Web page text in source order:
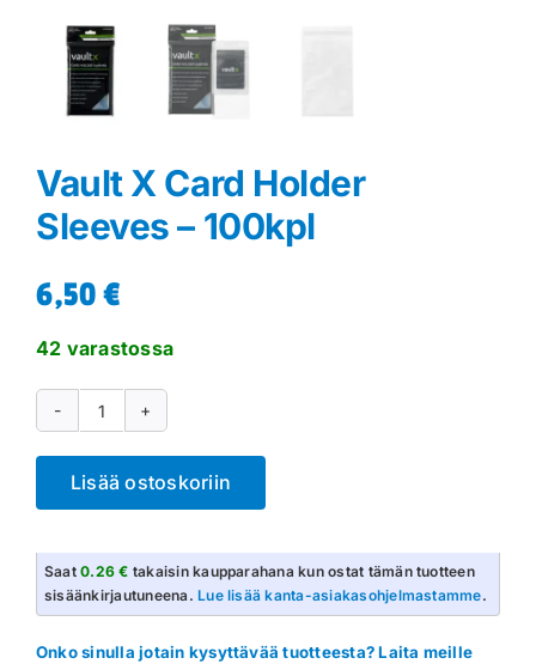
Vault X Card Holder
Sleeves – 100kpl
6,50€
42 varastossa
Vault
X
Card
Sleeves
-
100kpl
määrä
Lisää ostoskoriin
Saat0.26 € takaisin kaupparahana kun ostat tämän tuotteen
sisäänkirjautuneena.Lue lisää kanta-asiakasohjelmastamme.
Onko sinulla jotain kysyttävää tuotteesta? Laita meille